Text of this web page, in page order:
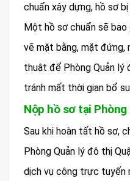
chuẩn xây dựng, hồ sơ
Một hồ sơ chuẩn sẽ bao
vẽ mặt bằng, mặt
thuật để Phòng Quản lý
tránh mất thời gian bổ
Nộp hồ sơ tại
Sau khi hoàn tất hồ sơ,
Phòng Quản lý đô thị
dịch vụ công trực tuyến